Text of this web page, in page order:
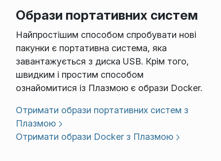
Образи портативних систем
Найпростішим способом спробувати нові
пакунки є портативна система, яка
завантажується з диска USB. Крім того,
швидким і простим способом
ознайомитися із Плазмою є образи Docker.
Отримати образи портативних систем з
Плазмою
Отримати образи Docker з Плазмою